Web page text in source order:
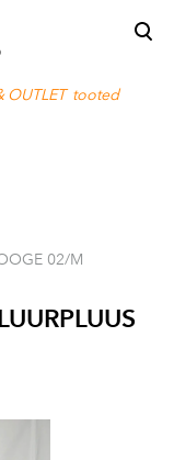
OUTLET tooted
02/M